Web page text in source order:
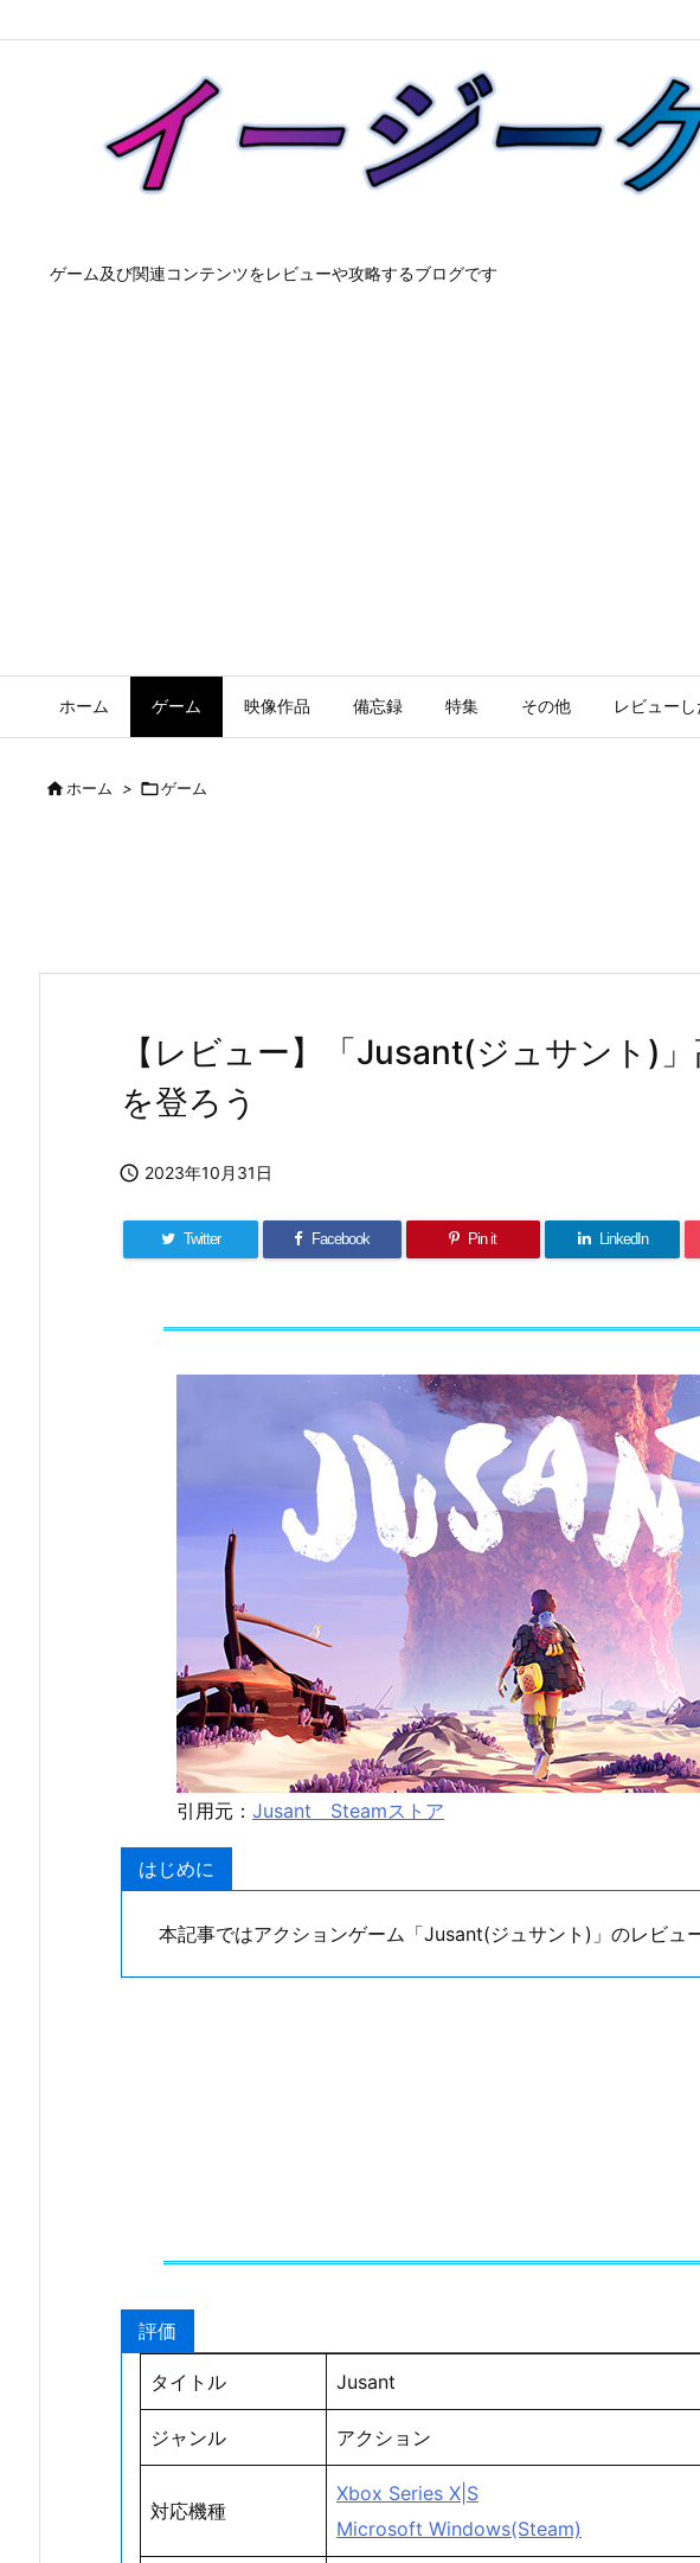
ゲーム及び関連コンテンツをレビューや攻略するブログです
ホーム ゲーム 映像作品 備忘録 特集 その他 レビュー
ホーム > ゲーム
【レビュー】「Jusant(ジュサント)
を登ろう
 2023年10月31日
Twitter Facebook Pin it LinkedIn
引用元： Jusant Steamストア
はじめに
本記事ではアクションゲーム「Jusant(ジュサント)」のレビュー
評価
タイトル Jusant
ジャンル アクション
対応機種
Xbox Series X|S
Microsoft Windows(Steam)